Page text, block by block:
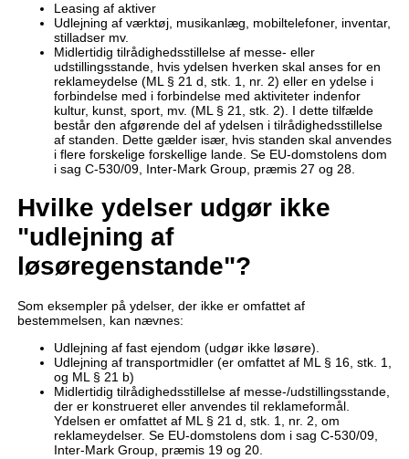
Leasing af aktiver
Udlejning af værktøj, musikanlæg, mobiltelefoner, inventar,
stilladser mv.
Midlertidig tilrådighedsstillelse af messe- eller
udstillingsstande, hvis ydelsen hverken skal anses for en
reklameydelse (ML § 21 d, stk. 1, nr. 2) eller en ydelse i
forbindelse med i forbindelse med aktiviteter indenfor
kultur, kunst, sport, mv. (ML § 21, stk. 2). I dette tilfælde
består den afgørende del af ydelsen i tilrådighedsstillelse
af standen. Dette gælder især, hvis standen skal anvendes
i flere forskelige forskellige lande. Se EU-domstolens dom
i sag C-530/09, Inter-Mark Group, præmis 27 og 28.
Hvilke ydelser udgør ikke
"udlejning af
løsøregenstande"?
Som eksempler på ydelser, der ikke er omfattet af
bestemmelsen, kan nævnes:
Udlejning af fast ejendom (udgør ikke løsøre).
Udlejning af transportmidler (er omfattet af ML § 16, stk. 1,
og ML § 21 b)
Midlertidig tilrådighedsstillelse af messe-/udstillingsstande,
der er konstrueret eller anvendes til reklameformål.
Ydelsen er omfattet af ML § 21 d, stk. 1, nr. 2, om
reklameydelser. Se EU-domstolens dom i sag C-530/09,
Inter-Mark Group, præmis 19 og 20.